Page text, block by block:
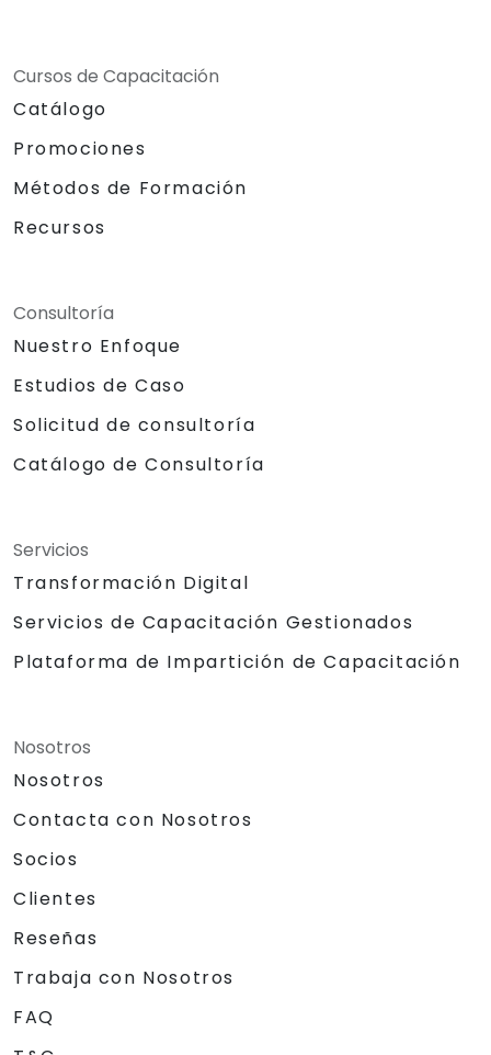
Cursos de Capacitación
Catálogo
Promociones
Métodos de Formación
Recursos
Consultoría
Nuestro Enfoque
Estudios de Caso
Solicitud de consultoría
Catálogo de Consultoría
Servicios
Transformación Digital
Servicios de Capacitación Gestionados
Plataforma de Impartición de Capacitación
Nosotros
Nosotros
Contacta con Nosotros
Socios
Clientes
Reseñas
Trabaja con Nosotros
FAQ